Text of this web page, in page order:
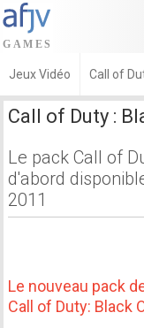
Jeux Vidéo Call of
Call of Duty :
Le pack Call of
d'abord
2011
Le nouveau pack
Call of Duty: Black